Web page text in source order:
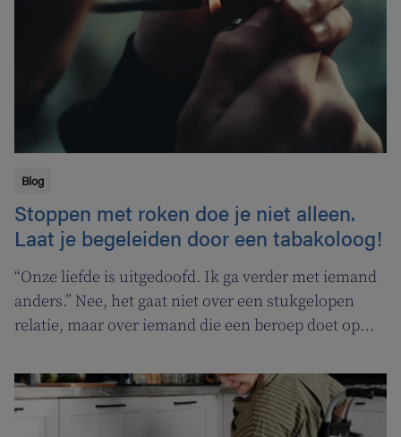
Blog
Stoppen met roken doe je niet alleen.
Laat je begeleiden door een tabakoloog!
“Onze liefde is uitgedoofd. Ik ga verder met iemand
anders.” Nee, het gaat niet over een stukgelopen
relatie, maar over iemand die een beroep doet op
Vlaamse overheid pakt uit met een nieuwe
campagne om rookstopbegeleiding door